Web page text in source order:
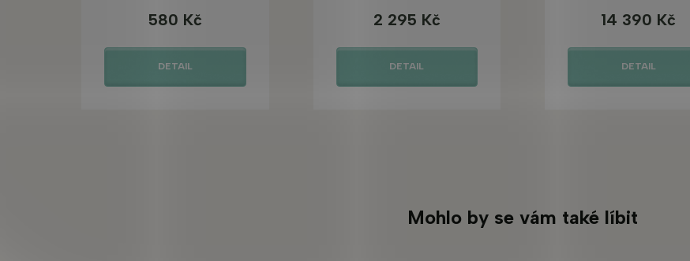
580 Kč
DETAIL
2 295 Kč
DETAIL
14 390 Kč
DETAIL
Mohlo by se vám také líbit